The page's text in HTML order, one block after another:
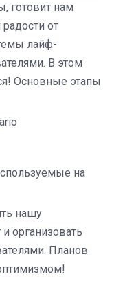
готовит нам
от
лайф-
В этом
Основные этапы
на
нашу
организовать
Планов